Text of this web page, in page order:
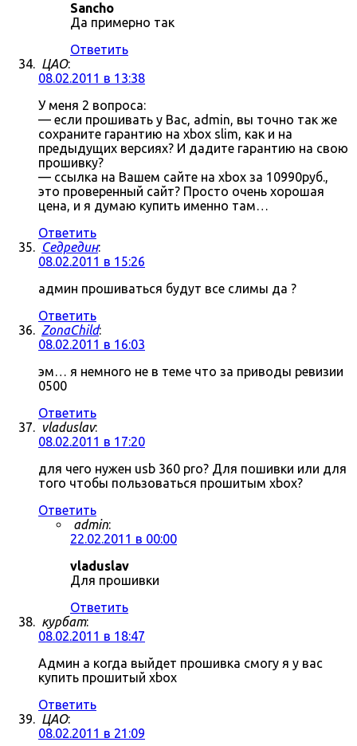
Sancho
Да примерно так
Ответить
ЦАО:
08.02.2011 в 13:38
У меня 2 вопроса:
— если прошивать у Вас, admin, вы точно так же
сохраните гарантию на xbox slim, как и на
предыдущих версиях? И дадите гарантию на свою
прошивку?
— ссылка на Вашем сайте на xbox за 10990руб.,
это проверенный сайт? Просто очень хорошая
цена, и я думаю купить именно там…
Ответить
Седредин:
08.02.2011 в 15:26
админ прошиваться будут все слимы да ?
Ответить
ZonaChild:
08.02.2011 в 16:03
эм… я немного не в теме что за приводы ревизии
0500
Ответить
vladuslav:
08.02.2011 в 17:20
для чего нужен usb 360 pro? Для пошивки или для
того чтобы пользоваться прошитым xbox?
Ответить
admin:
22.02.2011 в 00:00
vladuslav
Для прошивки
Ответить
курбат:
08.02.2011 в 18:47
Админ а когда выйдет прошивка смогу я у вас
купить прошитый xbox
Ответить
ЦАО:
08.02.2011 в 21:09